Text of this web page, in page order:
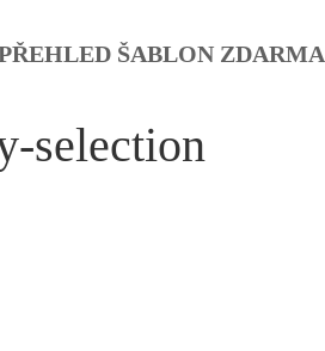
ŠABLON ZDARMA
selection